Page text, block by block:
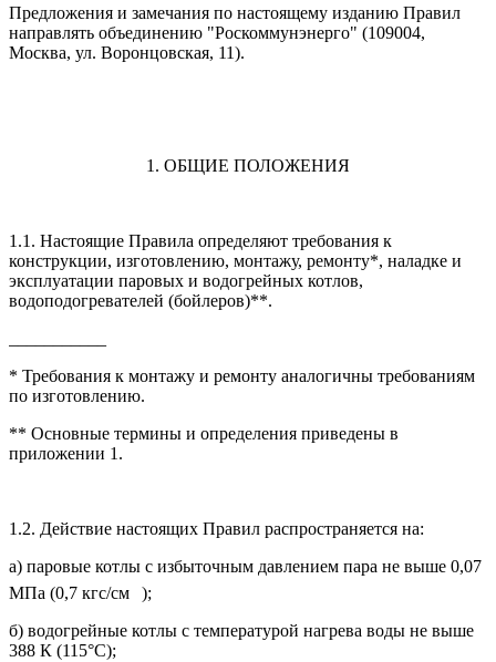
Предложения и замечания по настоящему изданию Правил
направлять объединению "Роскоммунэнерго" (109004,
Москва, ул. Воронцовская, 11).
1. ОБЩИЕ ПОЛОЖЕНИЯ
1.1. Настоящие Правила определяют требования к
конструкции, изготовлению, монтажу, ремонту*, наладке и
эксплуатации паровых и водогрейных котлов,
водоподогревателей (бойлеров)**.
* Требования к монтажу и ремонту аналогичны требованиям
по изготовлению.
** Основные термины и определения приведены в
приложении 1.
1.2. Действие настоящих Правил распространяется на:
а) паровые котлы с избыточным давлением пара не выше 0,07
МПа (0,7 кгс/см
);
б) водогрейные котлы с температурой нагрева воды не выше
388 К (115°С);